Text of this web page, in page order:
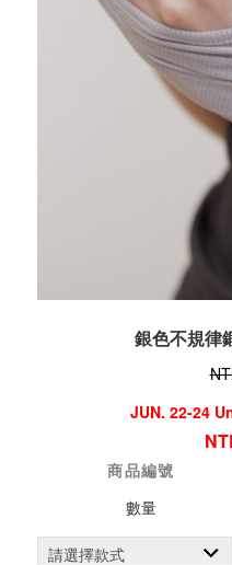
銀色不規律
JUN. 22-24
商品編號
數量